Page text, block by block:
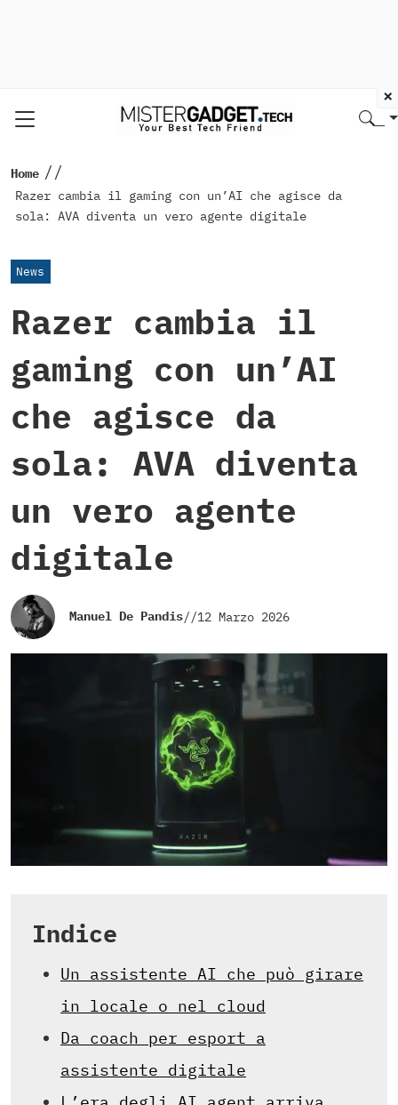
Home //
Razer cambia il gaming con un’AI che agisce da
sola: AVA diventa un vero agente digitale
News
Razer cambia il
gaming con un’AI
che agisce da
sola: AVA diventa
un vero agente
digitale
Manuel De Pandis//12 Marzo 2026
Indice
Un assistente AI che può girare
in locale o nel cloud
Da coach per esport a
assistente digitale
×